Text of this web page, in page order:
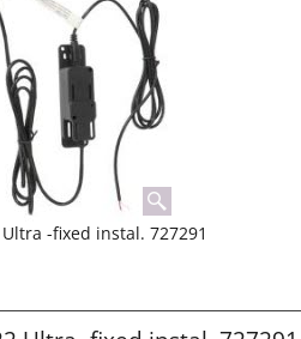
-fixed instal. 727291